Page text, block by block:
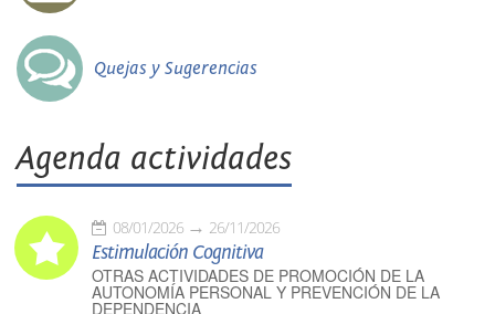
Quejas y Sugerencias
Agenda actividades
08/01/2026 26/11/2026
Estimulación Cognitiva
OTRAS ACTIVIDADES DE PROMOCIÓN DE LA
AUTONOMÍA PERSONAL Y PREVENCIÓN DE LA
DEPENDENCIA